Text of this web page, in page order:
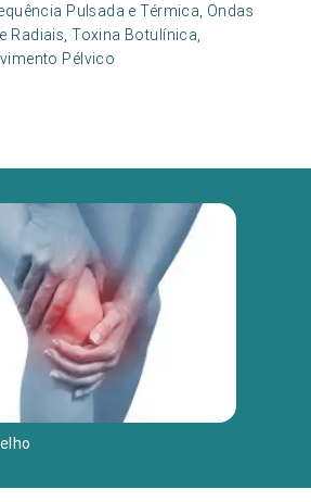
Pulsada e Térmica, Ondas
Radiais, Toxina Botulínica,
Pélvico